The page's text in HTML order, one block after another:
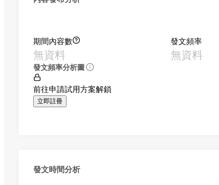
期間內容數
無資料
發文頻率
無資料
發文頻率分析圖
前往申請試用方案解鎖
立即註冊
發文時間分析